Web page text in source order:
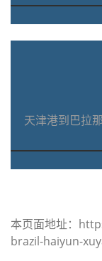
天津港到巴拉
本页面地址：
brazil-haiyun-